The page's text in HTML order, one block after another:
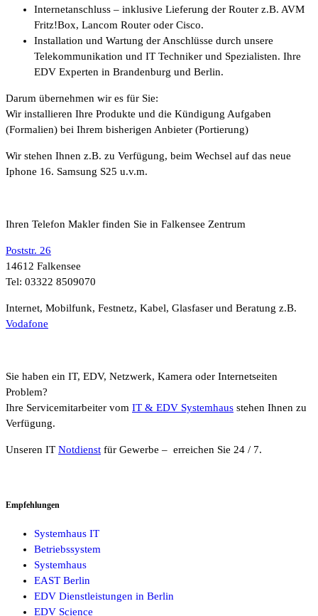
Internetanschluss – inklusive Lieferung der Router z.B. AVM
Fritz!Box, Lancom Router oder Cisco.
Installation und Wartung der Anschlüsse durch unsere
Telekommunikation und IT Techniker und Spezialisten. Ihre
EDV Experten in Brandenburg und Berlin.
Darum übernehmen wir es für Sie:
Wir installieren Ihre Produkte und die Kündigung Aufgaben
(Formalien) bei Ihrem bisherigen Anbieter (Portierung)
Wir stehen Ihnen z.B. zu Verfügung, beim Wechsel auf das neue
Iphone 16. Samsung S25 u.v.m.
Ihren Telefon Makler finden Sie in Falkensee Zentrum
Poststr. 26
14612 Falkensee
Tel: 03322 8509070
Internet, Mobilfunk, Festnetz, Kabel, Glasfaser und Beratung z.B.
Vodafone
Sie haben ein IT, EDV, Netzwerk, Kamera oder Internetseiten
Problem?
Ihre Servicemitarbeiter vom IT & EDV Systemhaus stehen Ihnen zu
Verfügung.
Unseren IT Notdienst für Gewerbe – erreichen Sie 24 / 7.
Empfehlungen
Systemhaus IT
Betriebssystem
Systemhaus
EAST Berlin
EDV Dienstleistungen in Berlin
EDV Science